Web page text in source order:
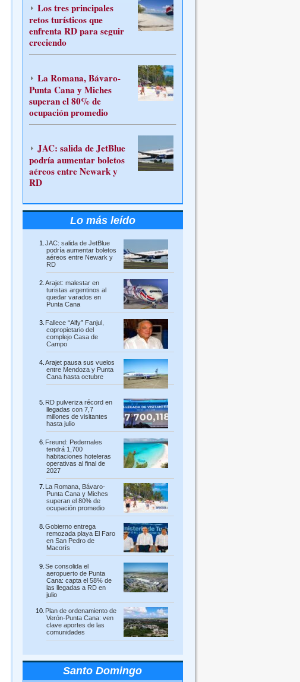
Los tres principales
retos turísticos que
enfrenta RD para seguir
creciendo
La Romana, Bávaro-
Punta Cana y Miches
superan el 80% de
ocupación promedio
JAC: salida de JetBlue
podría aumentar boletos
aéreos entre Newark y
RD
Lo más leído
JAC: salida de JetBlue
podría aumentar boletos
aéreos entre Newark y
RD
Arajet: malestar en
turistas argentinos al
quedar varados en
Punta Cana
Fallece “Alfy” Fanjul,
copropietario del
complejo Casa de
Campo
Arajet pausa sus vuelos
entre Mendoza y Punta
Cana hasta octubre
RD pulveriza récord en
llegadas con 7,7
millones de visitantes
hasta julio
Freund: Pedernales
tendrá 1,700
habitaciones hoteleras
operativas al final de
2027
La Romana, Bávaro-
Punta Cana y Miches
superan el 80% de
ocupación promedio
Gobierno entrega
remozada playa El Faro
en San Pedro de
Macorís
Se consolida el
aeropuerto de Punta
Cana: capta el 58% de
las llegadas a RD en
julio
Plan de ordenamiento de
Verón-Punta Cana: ven
clave aportes de las
comunidades
Santo Domingo